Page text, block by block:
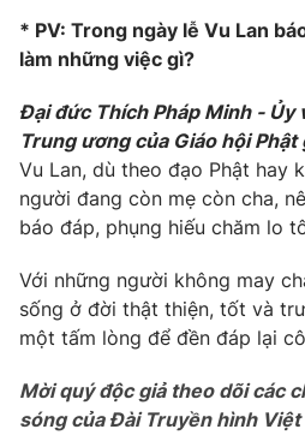
Email:
toasoan@vtv.vn
® Cấm sao chép dưới mọi hình
* PV: Trong ngày lễ Vu Lan
làm những việc gì?
Đại đức Thích Pháp Minh - Ủy
Trung ương của Giáo hội
Vu Lan, dù theo đạo Phật hay
người đang còn mẹ còn cha,
báo đáp, phụng hiếu chăm lo
Với những người không may
sống ở đời thật thiện, tốt và
một tấm lòng để đền đáp lại
Mời quý độc giả theo dõi các
sóng của Đài Truyền hình